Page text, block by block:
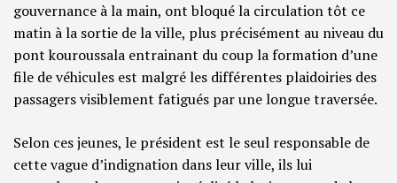
gouvernance à la main, ont bloqué la circulation tôt ce
matin à la sortie de la ville, plus précisément au niveau du
pont kouroussala entrainant du coup la formation d’une
file de véhicules est malgré les différentes plaidoiries des
passagers visiblement fatigués par une longue traversée.
Selon ces jeunes, le président est le seul responsable de
cette vague d’indignation dans leur ville, ils lui